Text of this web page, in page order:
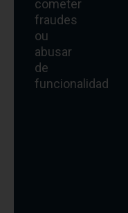
cometer
fraudes
ou
abusar
de
funcionalidades.